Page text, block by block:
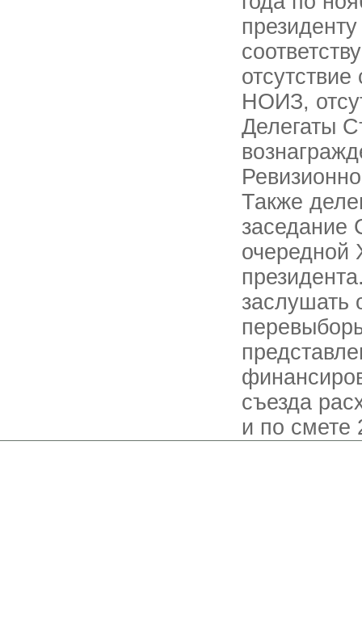
НОИЗ,
Делегаты
Также
заседание
очередной
заслушать
съезда
и по смете